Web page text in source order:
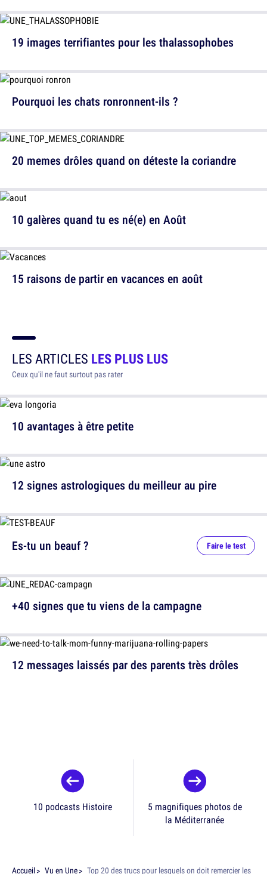
Pourquoi les chats ronronnent-ils ?
10 galères quand tu es né(e) en Août
19 images terrifiantes pour les thalassophobes
20 memes drôles quand on déteste la coriandre
15 raisons de partir en vacances en août
LES ARTICLES LES PLUS LUS
Ceux qu'il ne faut surtout pas rater
10 avantages à être petite
12 signes astrologiques du meilleur au pire
12 messages laissés par des parents très drôles
Es-tu un beauf ? Faire le test
+40 signes que tu viens de la campagne
10 podcasts Histoire
5 magnifiques photos de
la Méditerranée
Accueil Vu en Une
Top 20 des trucs pour lesquels on doit remercier les